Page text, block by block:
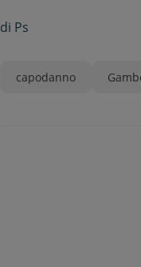
di Ps
capodanno